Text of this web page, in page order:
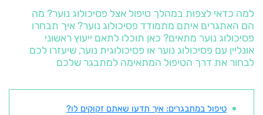
למה כדאי לצפות במהלך טיפול אצל פסיכולוג נוער? מה
הם האתגרים איתם מתמודד פסיכולוג נוער? איך תבחרו
פסיכולוג נוער מתאים? כאן תוכלו לתאם ייעוץ ראשוני
אונליין עם פסיכולוג נוער או פסיכולוגית נוער, שיעזרו לכם
לבחור את דרך הטיפול המתאימה למתבגר שלכם
טיפול במתבגרים: איך תדעו שאתם זקוקים לו?